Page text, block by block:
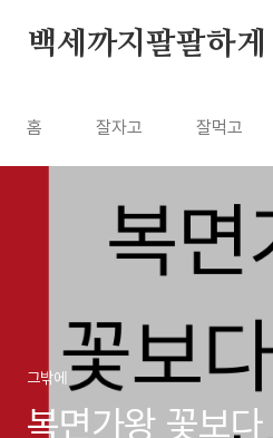
백세까지팔팔하게
홈 잘자고 잘먹고
그밖에
복면가왕 꽃보다